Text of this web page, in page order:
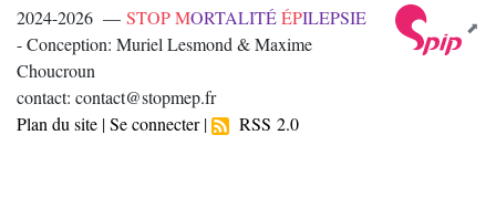
2024-2026 — STOP MORTALITÉÉPILEPSIE
- Conception: Muriel Lesmond & Maxime
Choucroun
contact: contact@stopmep.fr
Plan du site |Se connecter| RSS 2.0